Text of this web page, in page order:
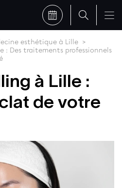
esthétique à Lille
: Des traitements professionnels
à Lille :
de votre